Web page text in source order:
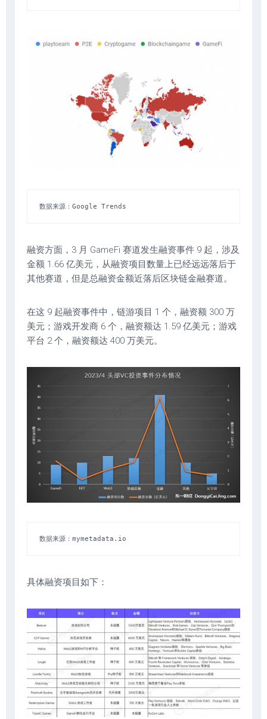
数据来源：Google Trends
融资方面，3 月 GameFi 赛道发生融资事件 9 起，涉及
金额 1.66 亿美元，从融资项目数量上已经远远落后于
其他赛道，但是总融资金额近落后区块链金融赛道。
在这 9 起融资事件中，链游项目 1 个，融资额 300 万
美元；游戏开发商 6 个，融资额达 1.59 亿美元；游戏
平台 2 个，融资额达 400 万美元。
数据来源：mymetadata.io
具体融资项目如下：